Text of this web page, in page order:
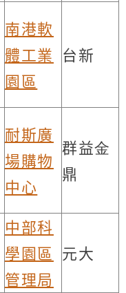
南港軟
體工業
園區
台新
耐斯廣
場購物
中心
群益⾦
鼎
中部科
學園區
管理局
元大